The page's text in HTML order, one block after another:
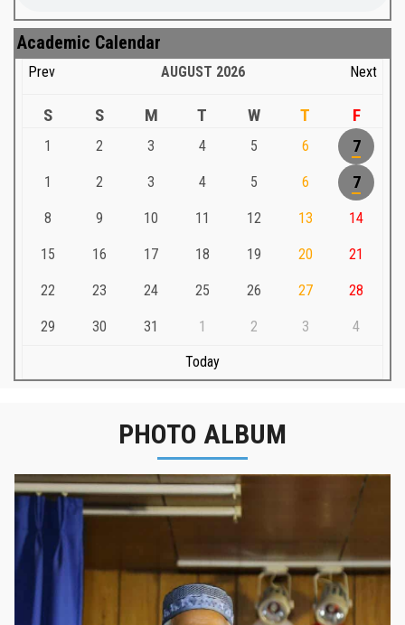
Academic Calendar
Prev AUGUST 2026 Next
S S M T W T F
1 2 3 4 5 6 7
1 2 3 4 5 6 7
8 9 10 11 12 13 14
15 16 17 18 19 20 21
22 23 24 25 26 27 28
29 30 31 1 2 3 4
Today
PHOTO ALBUM